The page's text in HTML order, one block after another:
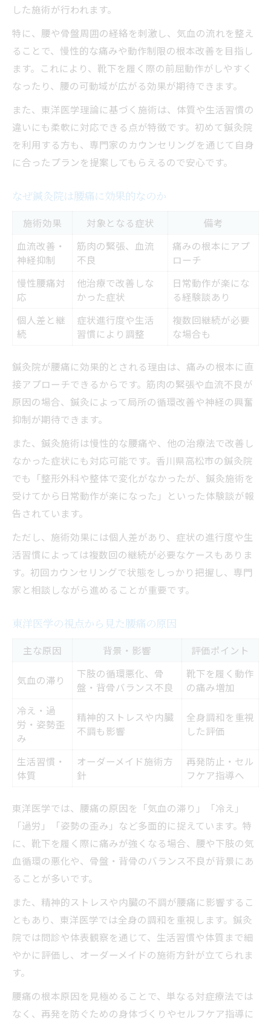
した施術が行われます。
特に、腰や骨盤周囲の経絡を刺激し、気血の流れを整え
ることで、慢性的な痛みや動作制限の根本改善を目指し
ます。これにより、靴下を履く際の前屈動作がしやすく
なったり、腰の可動域が広がる効果が期待できます。
また、東洋医学理論に基づく施術は、体質や生活習慣の
違いにも柔軟に対応できる点が特徴です。初めて鍼灸院
を利用する方も、専門家のカウンセリングを通じて自身
に合ったプランを提案してもらえるので安心です。
なぜ鍼灸院は腰痛に効果的なのか
施術効果 対象となる症状
備考
血流改善・
神経抑制
筋肉の緊張、血流
不良
痛みの根本にアプ
ローチ
慢性腰痛対
応
他治療で改善しな
かった症状
日常動作が楽にな
る経験談あり
個人差と継
続
症状進行度や生活
習慣により調整
複数回継続が必要
な場合も
鍼灸院が腰痛に効果的とされる理由は、痛みの根本に直
接アプローチできるからです。筋肉の緊張や血流不良が
原因の場合、鍼灸によって局所の循環改善や神経の興奮
抑制が期待できます。
また、鍼灸施術は慢性的な腰痛や、他の治療法で改善し
なかった症状にも対応可能です。香川県高松市の鍼灸院
でも「整形外科や整体で変化がなかったが、鍼灸施術を
受けてから日常動作が楽になった」といった体験談が報
告されています。
ただし、施術効果には個人差があり、症状の進行度や生
活習慣によっては複数回の継続が必要なケースもありま
す。初回カウンセリングで状態をしっかり把握し、専門
家と相談しながら進めることが重要です。
東洋医学の視点から見た腰痛の原因
主な原因 背景・影響 評価ポイント
気血の滞り
下肢の循環悪化、骨
盤・背骨バランス不良
靴下を履く動作
の痛み増加
冷え・過
労・姿勢歪
み
精神的ストレスや内臓
不調も影響
全身調和を重視
した評価
生活習慣・
体質
オーダーメイド施術方
針
再発防止・セル
フケア指導へ
東洋医学では、腰痛の原因を「気血の滞り」「冷え」
「過労」「姿勢の歪み」など多面的に捉えています。特
に、靴下を履く際に痛みが強くなる場合、腰や下肢の気
血循環の悪化や、骨盤・背骨のバランス不良が背景にあ
ることが多いです。
また、精神的ストレスや内臓の不調が腰痛に影響するこ
ともあり、東洋医学では全身の調和を重視します。鍼灸
院では問診や体表観察を通じて、生活習慣や体質まで細
やかに評価し、オーダーメイドの施術方針が立てられま
す。
腰痛の根本原因を見極めることで、単なる対症療法では
なく、再発を防ぐための身体づくりやセルフケア指導に